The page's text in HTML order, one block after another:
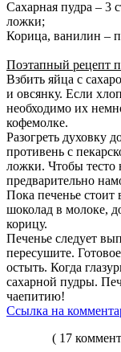
Сахарная пудра – 3
ложки;
Корица, ванилин –
Поэтапный рецепт
Взбить яйца с
и овсянку. Если
необходимо их
кофемолке.
Разогреть духовку
противень с
ложки. Чтобы
предварительно
Пока печенье стоит
шоколад в молоке,
корицу.
Печенье следует
пересушите.
остыть. Когда
сахарной пудры.
чаепитию!
Ссылка на
( 17